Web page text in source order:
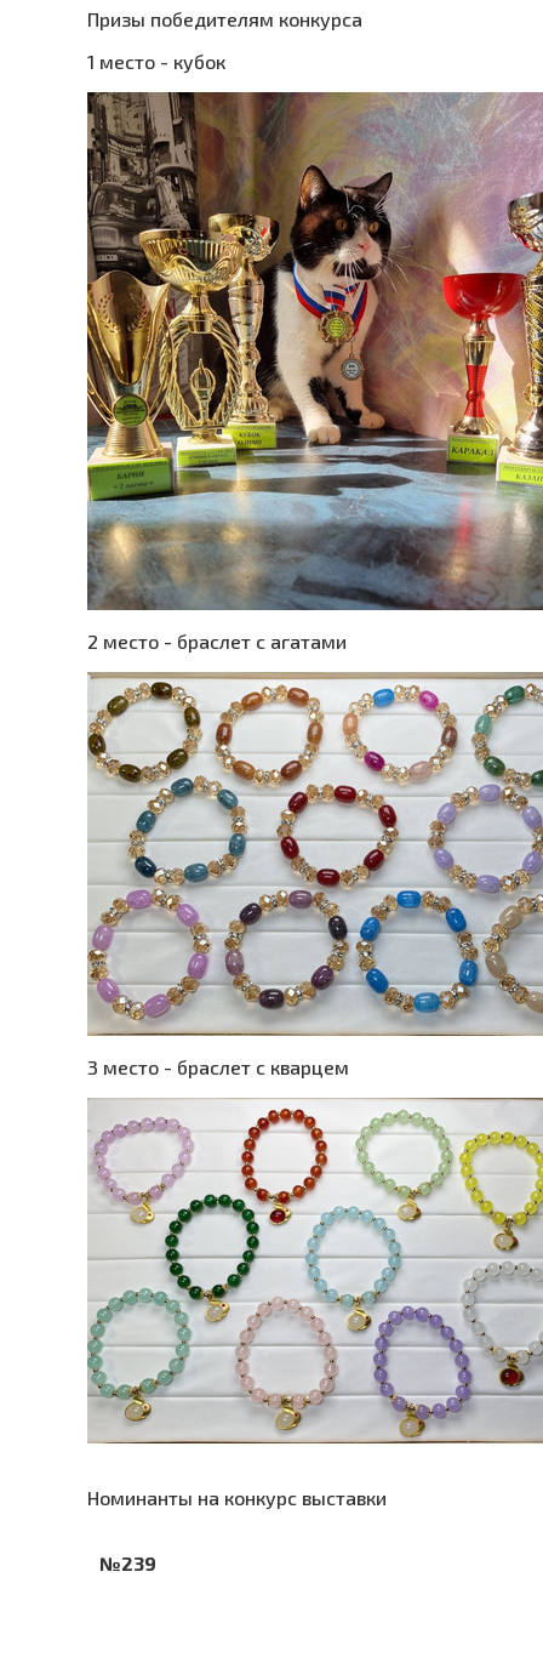
Призы победителям конкурса
1 место - кубок
2 место - браслет с агатами
3 место - браслет с кварцем
Номинанты на конкурс выставки
№239